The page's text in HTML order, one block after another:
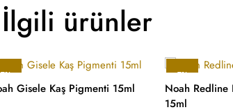
İlgili ürünler
-7%
Gisele Kaş Pigmenti 15ml
-7%
Noah Redline
15ml